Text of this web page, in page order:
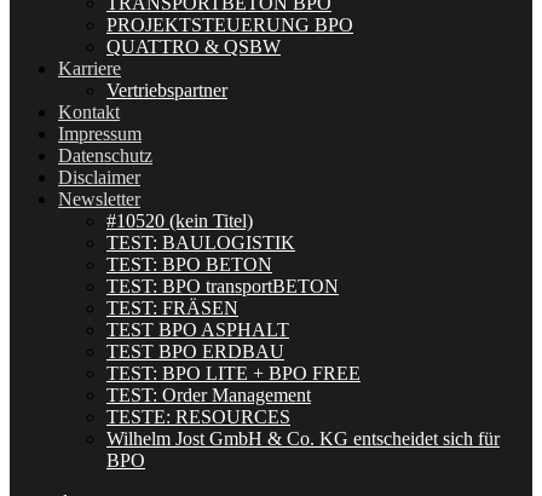
PROJEKTSTEUERUNG BPO
QUATTRO & QSBW
Karriere
Vertriebspartner
Kontakt
Impressum
Datenschutz
Disclaimer
Newsletter
#10520 (kein Titel)
TEST: BAULOGISTIK
TEST: BPO BETON
TEST: BPO transportBETON
TEST: FRÄSEN
TEST BPO ASPHALT
TEST BPO ERDBAU
TEST: BPO LITE + BPO FREE
TEST: Order Management
TESTE: RESOURCES
Wilhelm Jost GmbH & Co. KG entscheidet sich für
BPO